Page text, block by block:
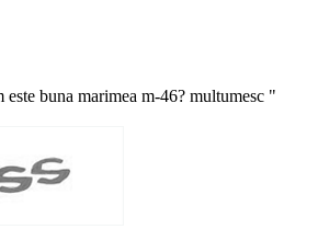
buna marimea m-46? multumesc "